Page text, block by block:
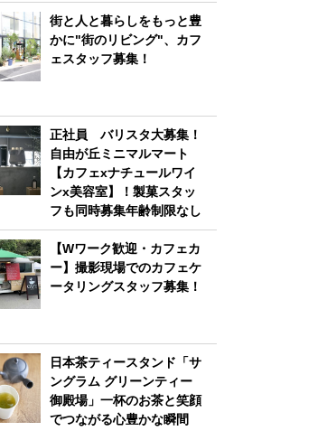
街と人と暮らしをもっと豊
かに"街のリビング"、カフ
ェスタッフ募集！
正社員 バリスタ大募集！
自由が丘ミニマルマート
【カフェxナチュールワイ
ンx美容室】！製菓スタッ
フも同時募集年齢制限なし
【Wワーク歓迎・カフェカ
ー】撮影現場でのカフェケ
ータリングスタッフ募集！
日本茶ティースタンド「サ
ングラム グリーンティー
御殿場」一杯のお茶と笑顔
でつながる心豊かな瞬間